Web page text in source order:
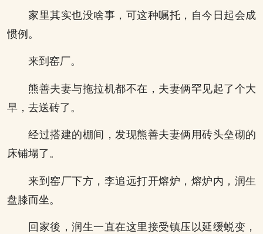
家里其实也没啥事，可这种嘱托，自今日起会成
惯例。
来到窑厂。
熊善夫妻与拖拉机都不在，夫妻俩罕见起了个大
早，去送砖了。
经过搭建的棚间，发现熊善夫妻俩用砖头垒砌的
床铺塌了。
来到窑厂下方，李追远打开熔炉，熔炉内，润生
盘膝而坐。
回家後，润生一直在这里接受镇压以延缓蜕变，